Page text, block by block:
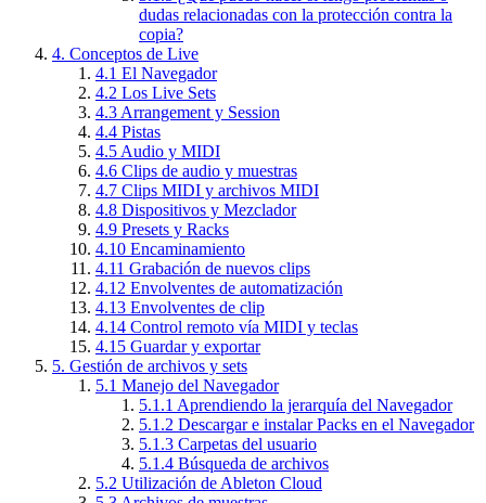
dudas relacionadas con la protección contra la
copia?
4. Conceptos de Live
4.1 El Navegador
4.2 Los Live Sets
4.3 Arrangement y Session
4.4 Pistas
4.5 Audio y MIDI
4.6 Clips de audio y muestras
4.7 Clips MIDI y archivos MIDI
4.8 Dispositivos y Mezclador
4.9 Presets y Racks
4.10 Encaminamiento
4.11 Grabación de nuevos clips
4.12 Envolventes de automatización
4.13 Envolventes de clip
4.14 Control remoto vía MIDI y teclas
4.15 Guardar y exportar
5. Gestión de archivos y sets
5.1 Manejo del Navegador
5.1.1 Aprendiendo la jerarquía del Navegador
5.1.2 Descargar e instalar Packs en el Navegador
5.1.3 Carpetas del usuario
5.1.4 Búsqueda de archivos
5.2 Utilización de Ableton Cloud